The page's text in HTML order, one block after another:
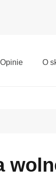
Opinie O